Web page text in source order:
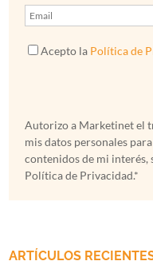
Acepto la Política de
Autorizo a Marketinet el
mis datos personales
contenidos de mi interés,
Política de Privacidad.*
ARTÍCULOS